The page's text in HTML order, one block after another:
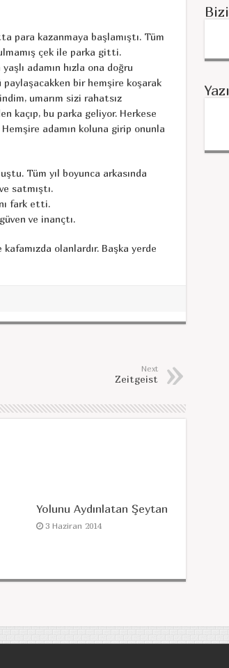
para kazanmaya başlamıştı. Tüm
çek ile parka gitti.
adamın hızla ona doğru
bir hemşire koşarak
umarım sizi rahatsız
kaçıp, bu parka geliyor. Herkese
adamın koluna girip onunla
Tüm yıl boyunca arkasında
satmıştı.
fark etti.
ve inançtı.
kafamızda olanlardır. Başka yerde
Next
Zeitgeist
Yolunu Aydınlatan Şeytan
3 Haziran 2014
Yazı